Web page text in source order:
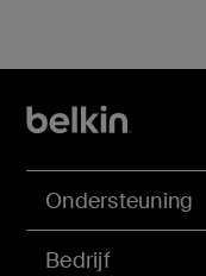
Ondersteuning
Bedrijf